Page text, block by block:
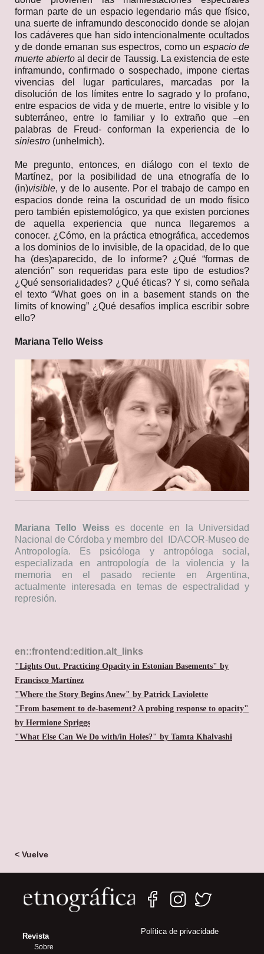
forman parte de un espacio legendario más que físico,
una suerte de inframundo desconocido donde se alojan
los cadáveres que han sido intencionalmente ocultados
y de donde emanan sus espectros, como un espacio de
muerte abierto al decir de Taussig. La existencia de este
inframundo, confirmado o sospechado, impone ciertas
vivencias del lugar particulares, marcadas por la
disolución de los límites entre lo sagrado y lo profano,
entre espacios de vida y de muerte, entre lo visible y lo
subterráneo, entre lo familiar y lo extraño que –en
palabras de Freud- conforman la experiencia de lo
siniestro (unhelmich).
Me pregunto, entonces, en diálogo con el texto de
Martínez, por la posibilidad de una etnografía de lo
(in)visible, y de lo ausente. Por el trabajo de campo en
espacios donde reina la oscuridad de un modo físico
pero también epistemológico, ya que existen porciones
de aquella experiencia que nunca llegaremos a
conocer. ¿Cómo, en la práctica etnográfica, accedemos
a los dominios de lo invisible, de la opacidad, de lo que
ha (des)aparecido, de lo informe? ¿Qué “formas de
atención” son requeridas para este tipo de estudios?
¿Qué sensorialidades? ¿Qué éticas? Y si, como señala
el texto “What goes on in a basement stands on the
limits of knowing” ¿Qué desafíos implica escribir sobre
ello?
Mariana Tello Weiss
Mariana Tello Weisses docente en la Universidad
Nacional de Córdoba y membro del IDACOR-Museo de
Antropología. Es psicóloga y antropóloga social,
especializada en antropología de la violencia y la
memoria en el pasado reciente en Argentina,
actualmente interesada en temas de espectralidad y
represión.
en::frontend:edition.alt_links
"Lights Out. Practicing Opacity in Estonian Basements" by
Francisco Martínez
"Where the Story Begins Anew" by Patrick Laviolette
"From basement to de-basement? A probing response to opacity"
by Hermione Spriggs
"What Else Can We Do with/in Holes?" by Tamta Khalvashi
< Vuelve
Revista
Sobre
Política de privacidade